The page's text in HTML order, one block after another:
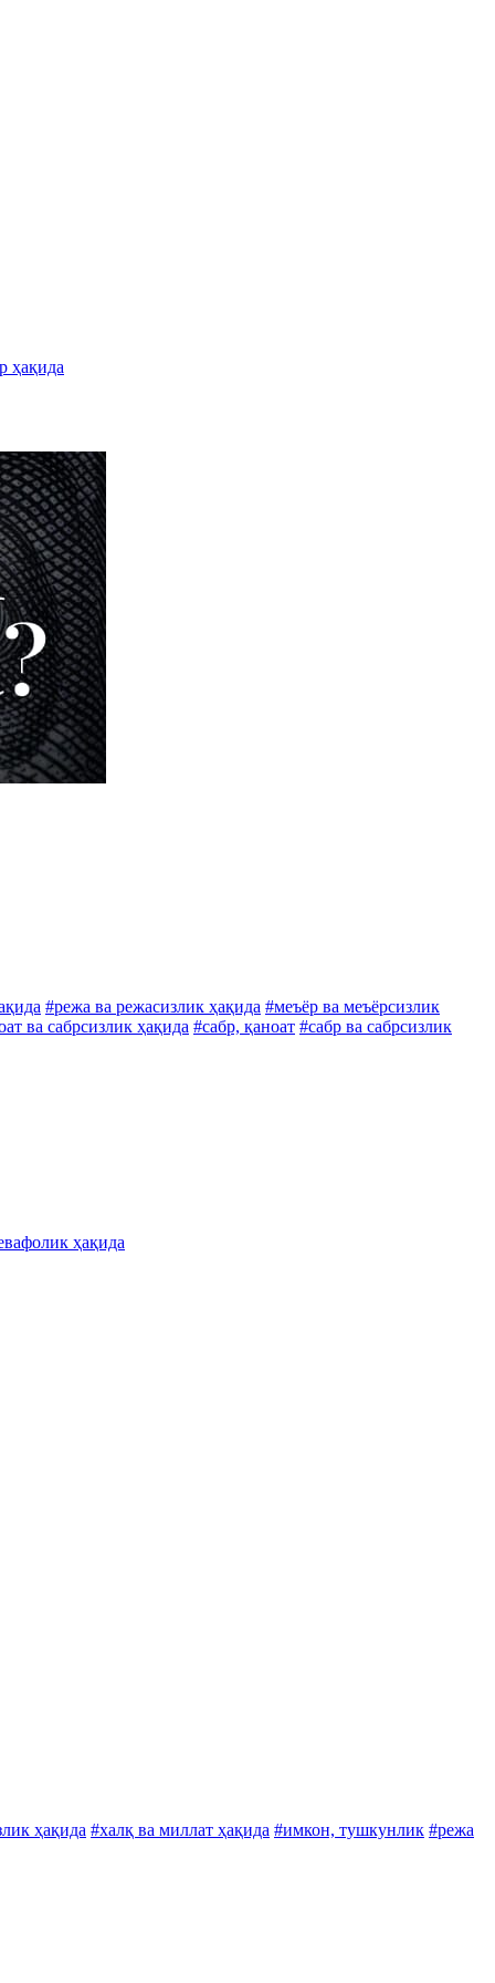
ҳақида
#режа ва режасизлик ҳақида #меъёр ва меъёрсизлик
ва сабрсизлик ҳақида #сабр, қаноат #сабр ва сабрсизлик
ҳақида
ҳақида #халқ ва миллат ҳақида #имкон, тушкунлик #режа